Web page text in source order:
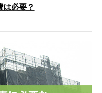
は必要？